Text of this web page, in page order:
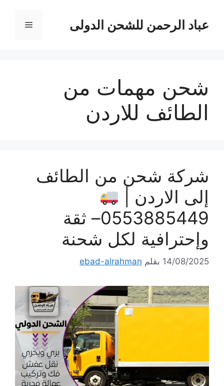
المحتوىعباد الرحمن للشحن الدولى القائمة
شحن مهمات من
الطائف للاردن
شركة شحن من الطائف
إلى الاردن |
0553885449– ثقة
وإحترافية لكل شحنة
14/08/2025 بقلم ebad-alrahman